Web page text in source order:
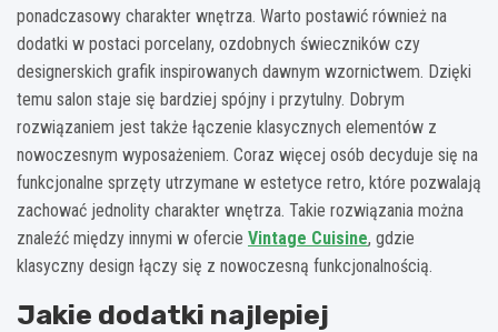
ponadczasowy charakter wnętrza. Warto postawić również na
dodatki w postaci porcelany, ozdobnych świeczników czy
designerskich grafik inspirowanych dawnym wzornictwem. Dzięki
temu salon staje się bardziej spójny i przytulny. Dobrym
rozwiązaniem jest także łączenie klasycznych elementów z
nowoczesnym wyposażeniem. Coraz więcej osób decyduje się na
funkcjonalne sprzęty utrzymane w estetyce retro, które pozwalają
zachować jednolity charakter wnętrza. Takie rozwiązania można
znaleźć między innymi w ofercie Vintage Cuisine, gdzie
klasyczny design łączy się z nowoczesną funkcjonalnością.
Jakie dodatki najlepiej